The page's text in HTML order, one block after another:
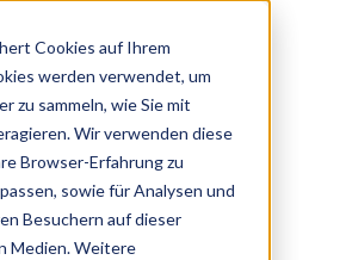
Cookies auf Ihrem
werden verwendet, um
zu sammeln, wie Sie mit
Wir verwenden diese
Browser-Erfahrung zu
sowie für Analysen und
Besuchern auf dieser
Medien. Weitere